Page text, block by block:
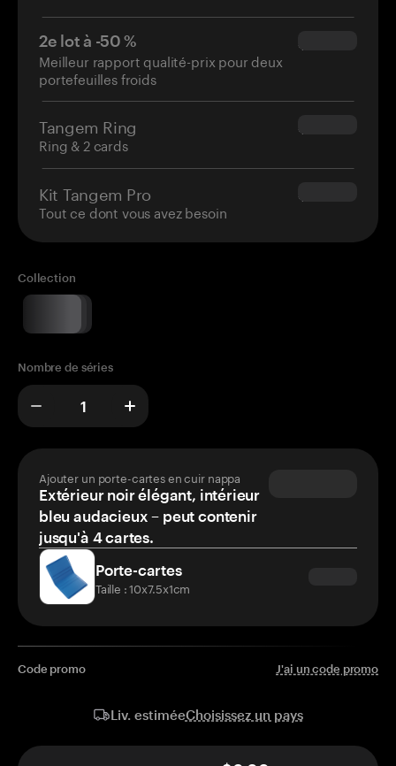
2e lot à -50 %
Meilleur rapport qualité-prix pour deux
portefeuilles froids
$34.95
Tangem Ring
Ring & 2 cards
$160.00
Kit Tangem Pro
Tout ce dont vous avez besoin
$180.00
Collection
Nombre de séries
Ajouter un porte-cartes en cuir nappa
Extérieur noir élégant, intérieur
bleu audacieux – peut contenir
jusqu'à 4 cartes.
Porte-cartes
Taille : 10x7.5x1cm
Code promo J'ai un code promo
Liv. estiméeChoisissez un pays